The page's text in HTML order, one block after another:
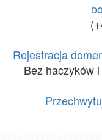
Rejestracja
Bez haczyków